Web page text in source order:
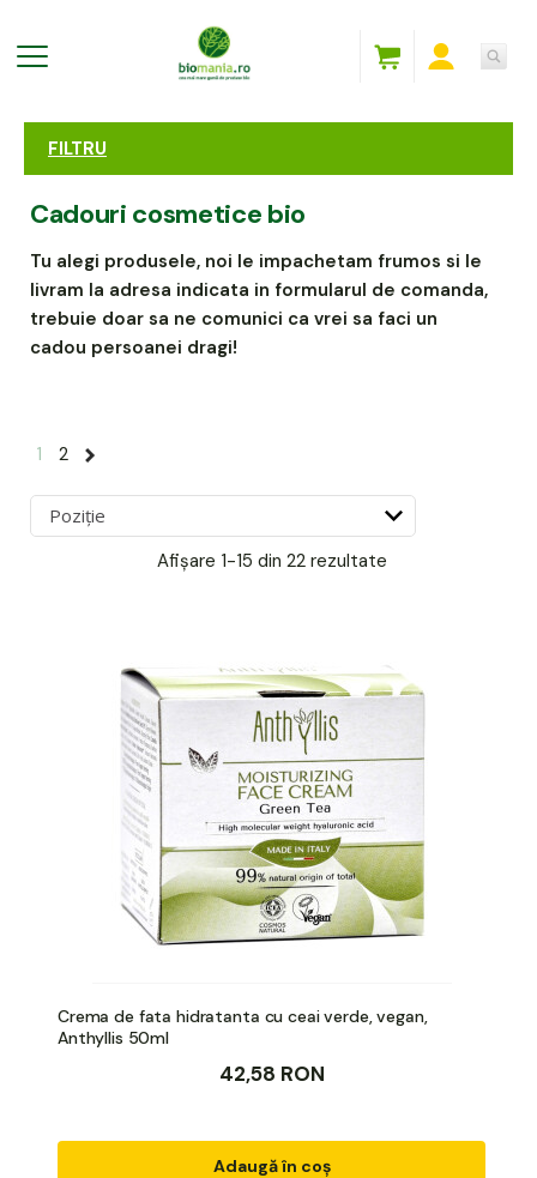
FILTRU
Cadouri cosmetice bio
Tu alegi produsele, noi le impachetam frumos si le
livram la adresa indicata in formularul de comanda,
trebuie doar sa ne comunici ca vrei sa faci un
cadou persoanei dragi!
1 2
Afișare 1-15 din 22 rezultate
Crema de fata hidratanta cu ceai verde, vegan,
Anthyllis 50ml
42,58 RON
Adaugă în coș